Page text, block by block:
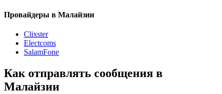
Провайдеры в Малайзии
Clixster
Electcoms
SalamFone
Как отправлять сообщения в
Малайзии